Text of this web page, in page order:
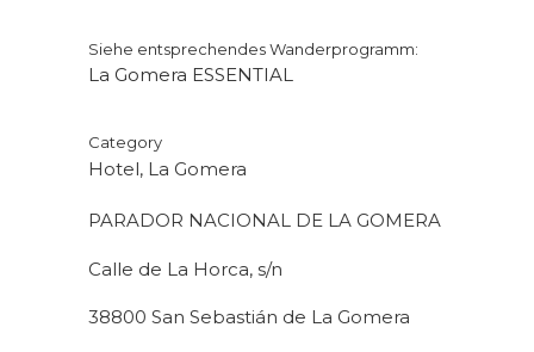
Siehe entsprechendes Wanderprogramm:
La Gomera ESSENTIAL
Category
Hotel, La Gomera
PARADOR NACIONAL DE LA GOMERA
Calle de La Horca, s/n
38800 San Sebastián de La Gomera